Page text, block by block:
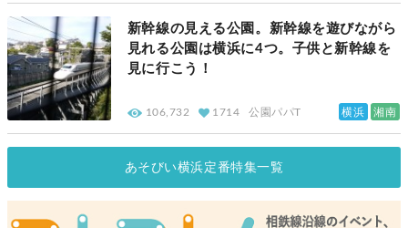
新幹線の見える公園。新幹線を遊びながら
見れる公園は横浜に4つ。子供と新幹線を
見に行こう！
106,732 1714 公園パパT 横浜 湘南
あそびい横浜定番特集一覧